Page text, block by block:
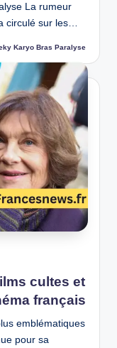
La rumeur
circulé sur les…
Karyo Bras Paralyse
cultes et
français
emblématiques
pour sa